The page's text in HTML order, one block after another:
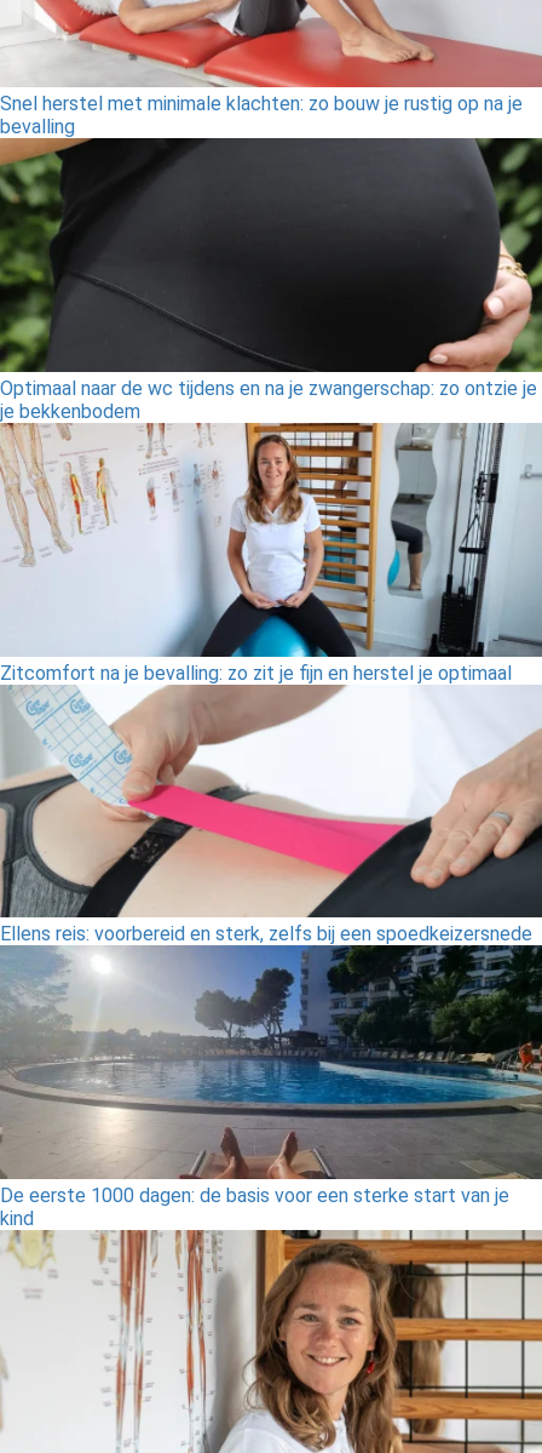
Snel herstel met minimale klachten: zo bouw je rustig op na je
bevalling
Optimaal naar de wc tijdens en na je zwangerschap: zo ontzie je
je bekkenbodem
Zitcomfort na je bevalling: zo zit je fijn en herstel je optimaal
Ellens reis: voorbereid en sterk, zelfs bij een spoedkeizersnede
De eerste 1000 dagen: de basis voor een sterke start van je
kind